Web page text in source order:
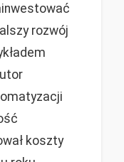
rozwój
koszty